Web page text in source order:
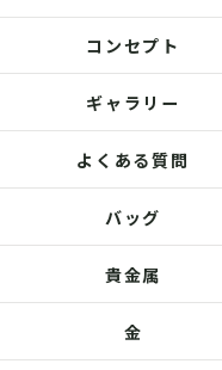
コンセプト
ギャラリー
よくある質問
バッグ
貴金属
金